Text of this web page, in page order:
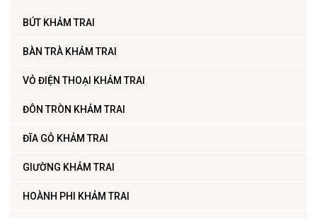
BÚT KHẢM TRAI
BÀN TRÀ KHẢM TRAI
VỎ ĐIỆN THOẠI KHẢM TRAI
ĐÔN TRÒN KHẢM TRAI
ĐĨA GỖ KHẢM TRAI
GIƯỜNG KHẢM TRAI
HOÀNH PHI KHẢM TRAI